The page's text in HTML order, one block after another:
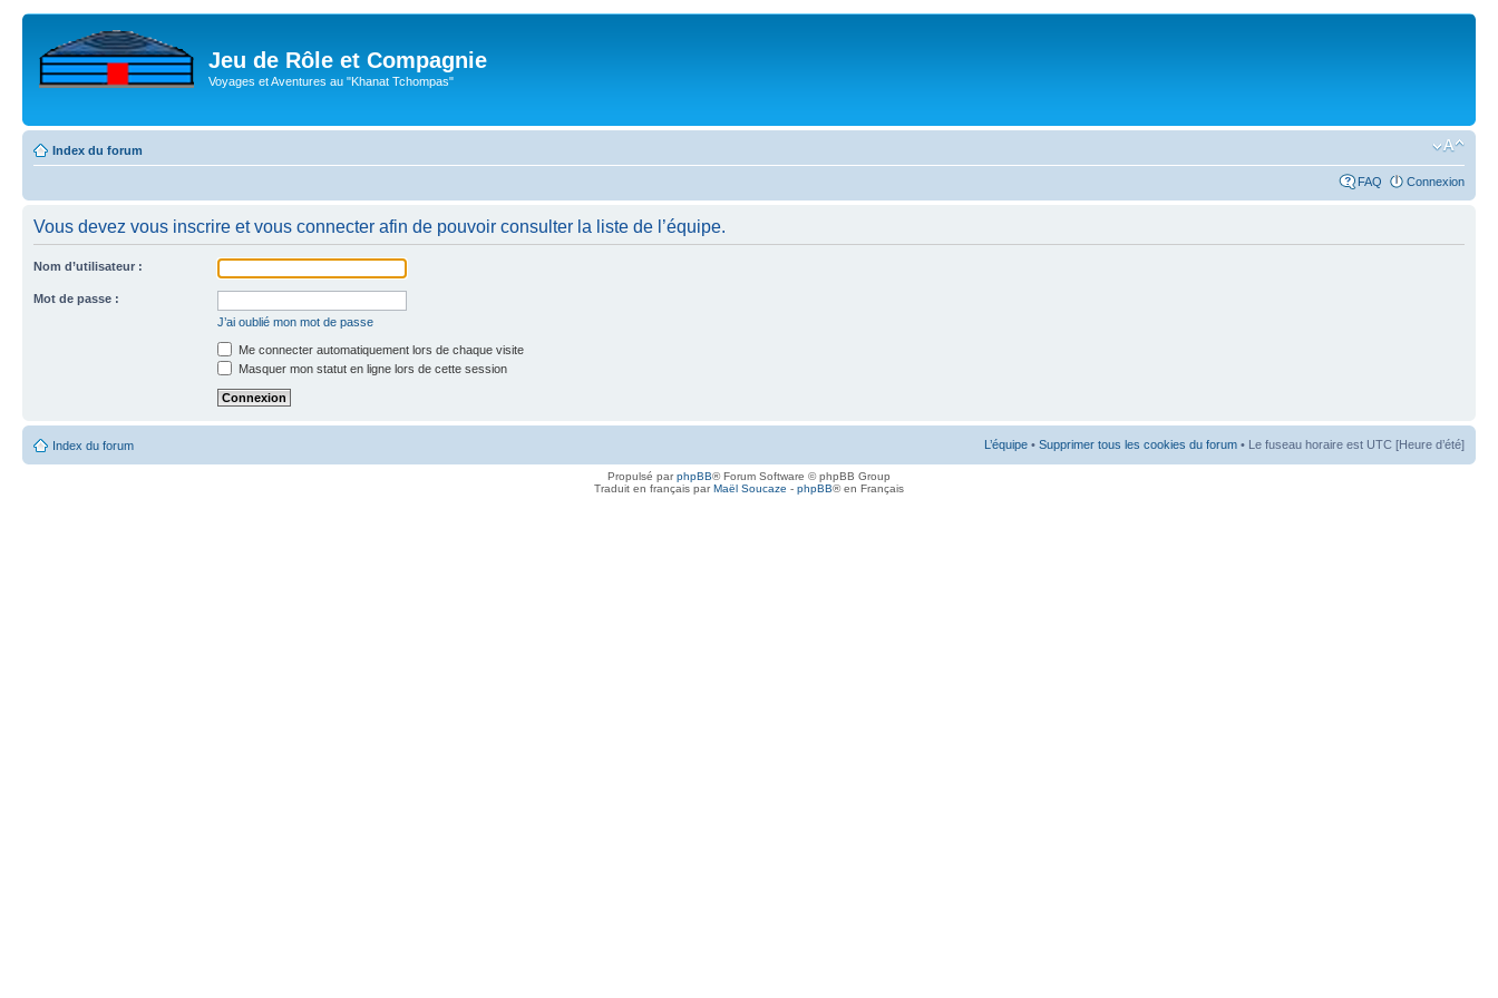
Jeu de Rôle et Compagnie
Voyages et Aventures au "Khanat Tchompas"
Index du forum
FAQ Connexion
Vous devez vous inscrire et vous connecter afin de pouvoir consulter la liste de l’équipe.
Nom d’utilisateur :
Mot de passe :
J’ai oublié mon mot de passe
Me connecter automatiquement lors de chaque visite
Masquer mon statut en ligne lors de cette session
Index du forum L’équipe • Supprimer tous les cookies du forum • Le fuseau horaire est UTC [Heure d’été]
Propulsé parphpBB® Forum Software © phpBB Group
Traduit en français parMaël Soucaze - phpBB® en Français